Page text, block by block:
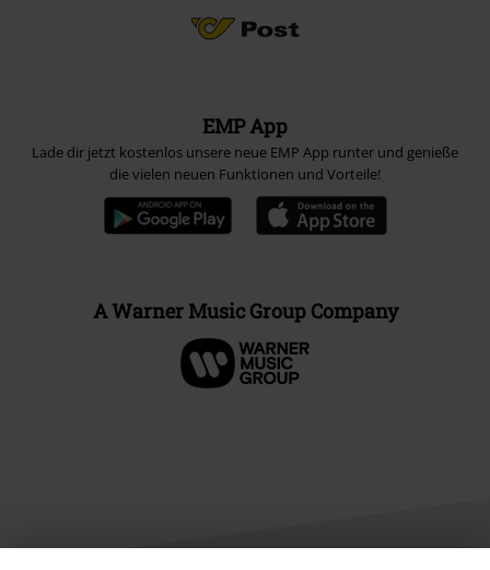
EMP App
Lade dir jetzt kostenlos unsere neue EMP App runter und genieße
die vielen neuen Funktionen und Vorteile!
A Warner Music Group Company